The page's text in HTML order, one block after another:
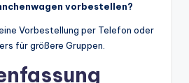
vorbestellen?
Vorbestellung per Telefon oder
für größere Gruppen.